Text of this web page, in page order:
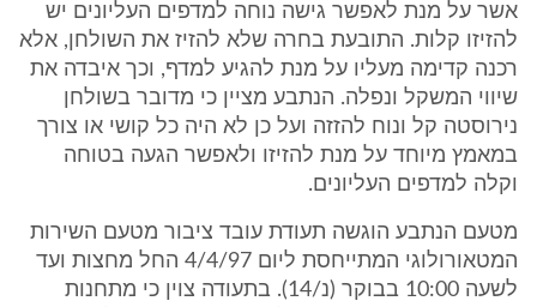
אשר על מנת לאפשר גישה נוחה למדפים העליונים יש
להזיזו קלות. התובעת בחרה שלא להזיז את השולחן, אלא
רכנה קדימה מעליו על מנת להגיע למדף, וכך איבדה את
שיווי המשקל ונפלה. הנתבע מציין כי מדובר בשולחן
נירוסטה קל ונוח להזזה ועל כן לא היה כל קושי או צורך
במאמץ מיוחד על מנת להזיזו ולאפשר הגעה בטוחה
וקלה למדפים העליונים.
מטעם הנתבע הוגשה תעודת עובד ציבור מטעם השירות
המטאורולוגי המתייחסת ליום 4/4/97 החל מחצות ועד
לשעה 10:00 בבוקר (נ/14). בתעודה צוין כי מתחנות